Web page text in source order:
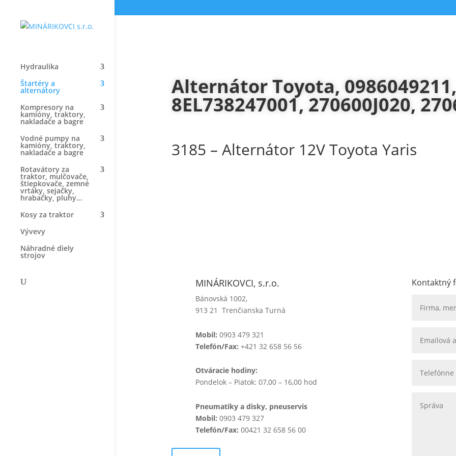
Hydraulika
Štartéry a
alternátory
Kompresory na
kamióny, traktory,
nakladače a bagre
Vodné pumpy na
kamióny, traktory,
nakladače a bagre
Rotavátory za
traktor, mulčovače,
štiepkovače, zemné
vrtáky, sejačky,
hrabačky, pluhy…
Kosy za traktor
Vývevy
Náhradné diely
strojov
Alternátor Toyota, 0986049211,
8EL738247001, 270600J020,
3185 – Alternátor 12V Toyota Yaris
MINÁRIKOVCI, s.r.o.
Bánovská 1002,
913 21 Trenčianska Turná
Mobil: 0903 479 321
Telefón/Fax: +421 32 658 56 56
Otváracie hodiny:
Pondelok – Piatok: 07,00 – 16,00 hod
Pneumatiky a disky, pneuservis
Mobil: 0903 479 327
Telefón/Fax: 00421 32 658 56 00
Kontaktný